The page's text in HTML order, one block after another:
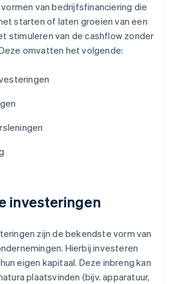
van bedrijfsfinanciering die
starten of laten groeien van een
stimuleren van de cashflow zonder
omvatten het volgende:
investeringen
zijn de bekendste vorm van
Hierbij investeren
eigen kapitaal. Deze inbreng kan
plaatsvinden (bijv. apparatuur,